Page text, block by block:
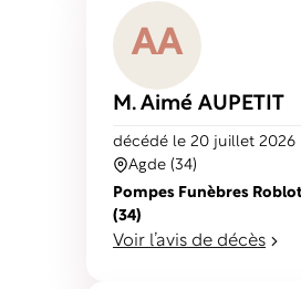
AA
M. Aimé AUPETIT
Agde (34)
décédé le 20 juillet 2026
Pompes Funèbres
(34)
Voir l’avis de décès